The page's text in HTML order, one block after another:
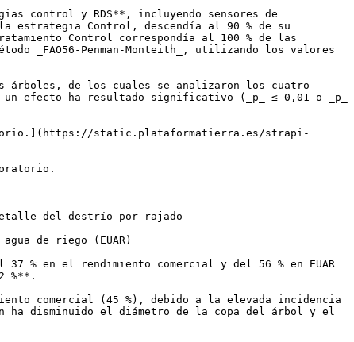
control y RDS**, incluyendo sensores de
estrategia Control, descendía al 90 % de su
Control correspondía al 100 % de las
_FAO56-Penman-Monteith_, utilizando los valores
árboles, de los cuales se analizaron los cuatro
un efecto ha resultado significativo (_p_ ≤ 0,01 o _p_
static.plataformatierra.es/strapi-
del destrío por rajado
de riego (EUAR)
% en el rendimiento comercial y del 56 % en EUAR
%**.
comercial (45 %), debido a la elevada incidencia
disminuido el diámetro de la copa del árbol y el